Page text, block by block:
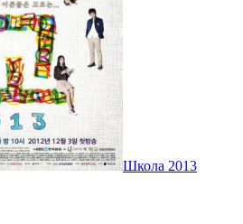
Школа 2013